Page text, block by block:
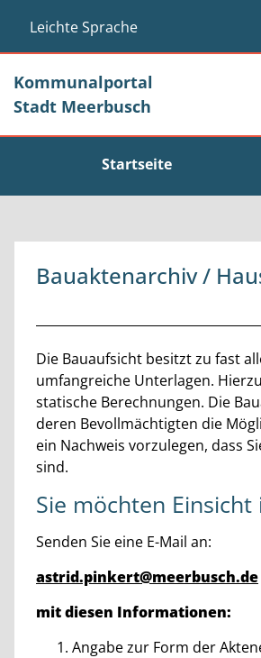
Zum Hauptinhalt springen
Leichte Sprache
Kommunalportal
Stadt Meerbusch
Startseite
Bauaktenarchiv /
Beschreibung
Die Bauaufsicht besitzt zu fast
umfangreiche Unterlagen.
statische Berechnungen. Die
deren Bevollmächtigten die
ein Nachweis vorzulegen, dass
sind.
Sie möchten
Senden Sie eine E-Mail an:
astrid.pinkert@meerbusch.de
mit diesen Informationen:
Angabe zur Form der